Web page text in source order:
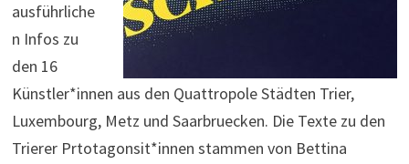
ausführliche
n Infos zu
den 16
Künstler*innen aus den Quattropole Städten Trier,
Luxembourg, Metz und Saarbruecken. Die Texte zu den
Trierer Prtotagonsit*innen stammen von Bettina